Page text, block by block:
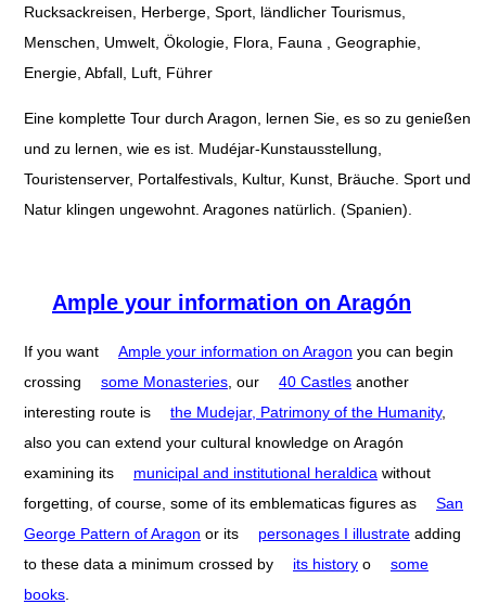
Rucksackreisen, Herberge, Sport, ländlicher Tourismus,
Menschen, Umwelt, Ökologie, Flora, Fauna , Geographie,
Energie, Abfall, Luft, Führer
Eine komplette Tour durch Aragon, lernen Sie, es so zu genießen
und zu lernen, wie es ist. Mudéjar-Kunstausstellung,
Touristenserver, Portalfestivals, Kultur, Kunst, Bräuche. Sport und
Natur klingen ungewohnt. Aragones natürlich. (Spanien).
Ample your information on Aragón
If you want Ample your information on Aragon you can begin
crossing
some Monasteries , our 40 Castles another
interesting route is
the Mudejar, Patrimony of the Humanity,
also you can extend your cultural knowledge on Aragón
examining its
municipal and institutional heraldica without
forgetting, of course, some of its emblematicas figures as
San
George Pattern of Aragon or its personages I illustrate adding
to these data a minimum crossed by
its history o
some
books